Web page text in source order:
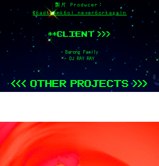
製片 Producer：
@6adthink6oi_never6orkagain
**CLIENT >>>
- Barong Family
- DJ RAY RAY
<<< OTHER PROJECTS >>>